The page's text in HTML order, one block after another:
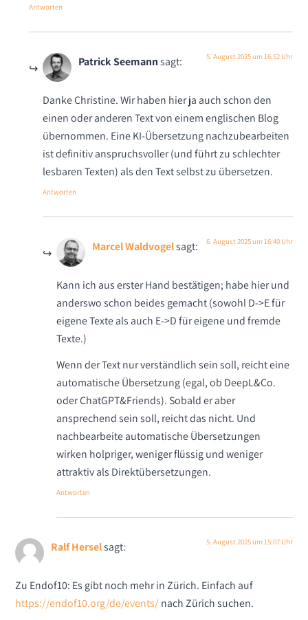
Antworten
Patrick Seemann sagt: 5. August 2025 um 16:52 Uhr
Danke Christine. Wir haben hier ja auch schon den
einen oder anderen Text von einem englischen Blog
übernommen. Eine KI-Übersetzung nachzubearbeiten
ist definitiv anspruchsvoller (und führt zu schlechter
lesbaren Texten) als den Text selbst zu übersetzen.
Antworten
Marcel Waldvogelsagt: 6. August 2025 um 16:40 Uhr
Kann ich aus erster Hand bestätigen; habe hier und
anderswo schon beides gemacht (sowohl D->E für
eigene Texte als auch E->D für eigene und fremde
Texte.)
Wenn der Text nur verständlich sein soll, reicht eine
automatische Übersetzung (egal, ob DeepL&Co.
oder ChatGPT&Friends). Sobald er aber
ansprechend sein soll, reicht das nicht. Und
nachbearbeite automatische Übersetzungen
wirken holpriger, weniger flüssig und weniger
attraktiv als Direktübersetzungen.
Antworten
Ralf Herselsagt: 5. August 2025 um 15:07 Uhr
Zu Endof10: Es gibt noch mehr in Zürich. Einfach auf
https://endof10.org/de/events/nach Zürich suchen.